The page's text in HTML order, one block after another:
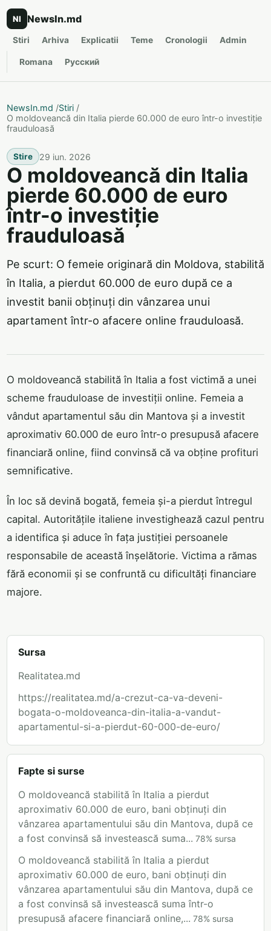
NI NewsIn.md
Stiri Arhiva Explicatii Teme Cronologii Admin
Romana Русский
NewsIn.md /Stiri /
O moldoveancă din Italia pierde 60.000 de euro într-o investiție
frauduloasă
Stire 29 iun. 2026
O moldoveancă din Italia
pierde 60.000 de euro
într-o investiție
frauduloasă
Pe scurt: O femeie originară din Moldova, stabilită
în Italia, a pierdut 60.000 de euro după ce a
investit banii obținuți din vânzarea unui
apartament într-o afacere online frauduloasă.
O moldoveancă stabilită în Italia a fost victimă a unei
scheme frauduloase de investiții online. Femeia a
vândut apartamentul său din Mantova și a investit
aproximativ 60.000 de euro într-o presupusă afacere
financiară online, fiind convinsă că va obține profituri
semnificative.
În loc să devină bogată, femeia și-a pierdut întregul
capital. Autoritățile italiene investighează cazul pentru
a identifica și aduce în fața justiției persoanele
responsabile de această înșelătorie. Victima a rămas
fără economii și se confruntă cu dificultăți financiare
majore.
Sursa
Realitatea.md
https://realitatea.md/a-crezut-ca-va-deveni-
bogata-o-moldoveanca-din-italia-a-vandut-
apartamentul-si-a-pierdut-60-000-de-euro/
Fapte si surse
O moldoveancă stabilită în Italia a pierdut
aproximativ 60.000 de euro, bani obținuți din
vânzarea apartamentului său din Mantova, după ce
a fost convinsă să investească suma... 78% sursa
O moldoveancă stabilită în Italia a pierdut
aproximativ 60.000 de euro, bani obținuți din
vânzarea apartamentului său din Mantova, după ce
a fost convinsă să investească suma într-o
presupusă afacere financiară online,... 78% sursa